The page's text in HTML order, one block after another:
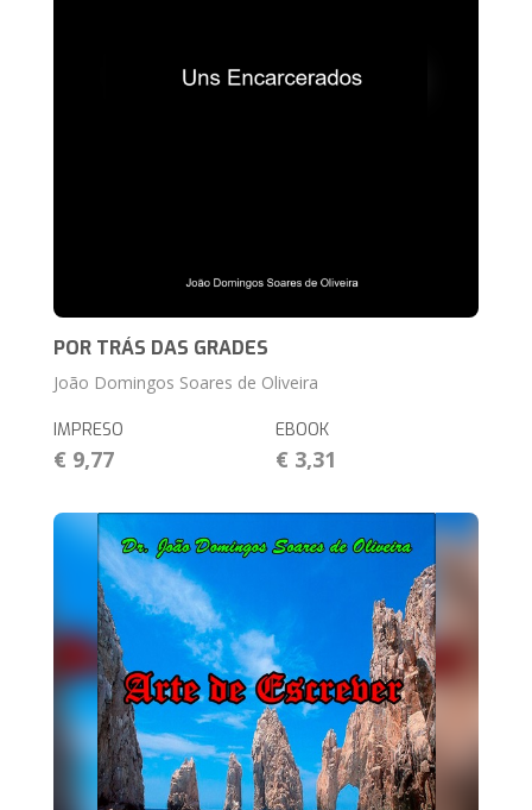
POR TRÁS DAS GRADES
João Domingos Soares de Oliveira
IMPRESO
€ 9,77
EBOOK
€ 3,31